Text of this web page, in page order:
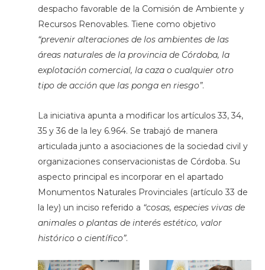
despacho favorable de la Comisión de Ambiente y
Recursos Renovables. Tiene como objetivo
“prevenir alteraciones de los ambientes de las
áreas naturales de la provincia de Córdoba, la
explotación comercial, la caza o cualquier otro
tipo de acción que las ponga en riesgo”.
La iniciativa apunta a modificar los artículos 33, 34,
35 y 36 de la ley 6.964. Se trabajó de manera
articulada junto a asociaciones de la sociedad civil y
organizaciones conservacionistas de Córdoba. Su
aspecto principal es incorporar en el apartado
Monumentos Naturales Provinciales (artículo 33 de
la ley) un inciso referido a “cosas, especies vivas de
animales o plantas de interés estético, valor
histórico o científico”.